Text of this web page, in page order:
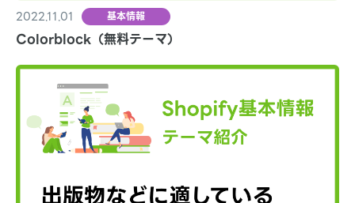
2022.11.01 基本情報
Colorblock（無料テーマ）